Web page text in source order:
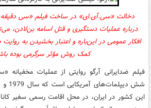
دخالت«سی.‌آی.ای» در ساخت فیلم«سی
دربارهعملیات دستگیری و قتل اسامه بن‌لادن،
افکار عمومی در این‌باره و اعتبار بخشیدن به روایت
کمک روش مؤثر سرگرمی بوده
فیلم ضدایرانی آرگو روایتی از عملیات مخفیانه «
شش
این کشور در ایران، در محل اقامت رسمی سفیر